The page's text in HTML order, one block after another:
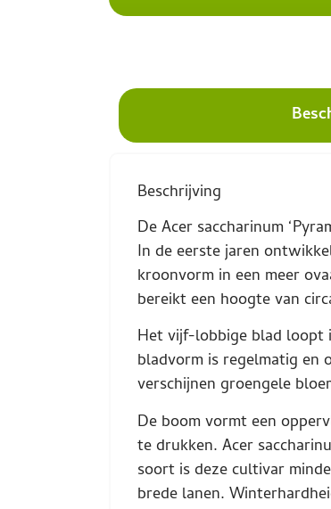
Beschrijving
De Acer saccharinum
In de eerste jaren
kroonvorm in een meer
bereikt een hoogte van
Het vijf-lobbige blad loopt
bladvorm is regelmatig en
verschijnen groengele
De boom vormt een
te drukken. Acer
soort is deze cultivar
brede lanen.